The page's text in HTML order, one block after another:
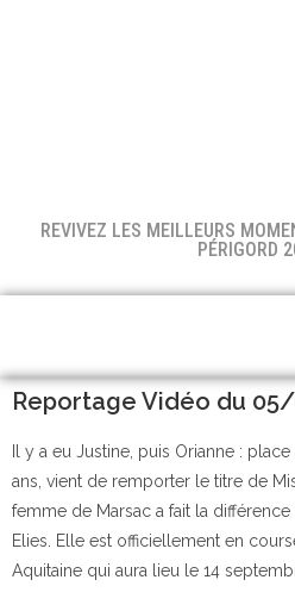
REVIVEZ LES MEILLEURS
PÉRIGORD
Reportage Vidéo du
Il y a eu Justine, puis Orianne :
ans, vient de remporter le titre de
femme de Marsac a fait la
Elies. Elle est officiellement en
Aquitaine qui aura lieu le 14